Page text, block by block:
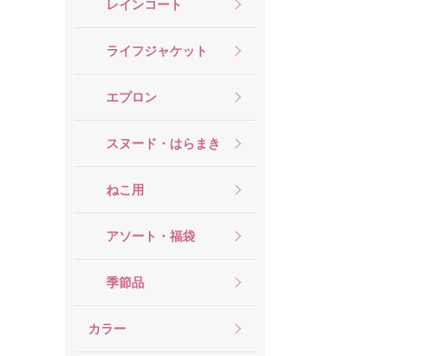
レインコート
ライフジャケット
エプロン
スヌード・はらまき
ねこ用
アソート・福袋
季節品
カラー